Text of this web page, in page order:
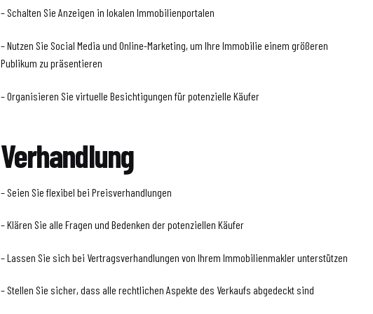
– Schalten Sie Anzeigen in lokalen Immobilienportalen
– Nutzen Sie Social Media und Online-Marketing, um Ihre Immobilie einem größeren
Publikum zu präsentieren
– Organisieren Sie virtuelle Besichtigungen für potenzielle Käufer
Verhandlung
– Seien Sie flexibel bei Preisverhandlungen
– Klären Sie alle Fragen und Bedenken der potenziellen Käufer
– Lassen Sie sich bei Vertragsverhandlungen von Ihrem Immobilienmakler unterstützen
– Stellen Sie sicher, dass alle rechtlichen Aspekte des Verkaufs abgedeckt sind